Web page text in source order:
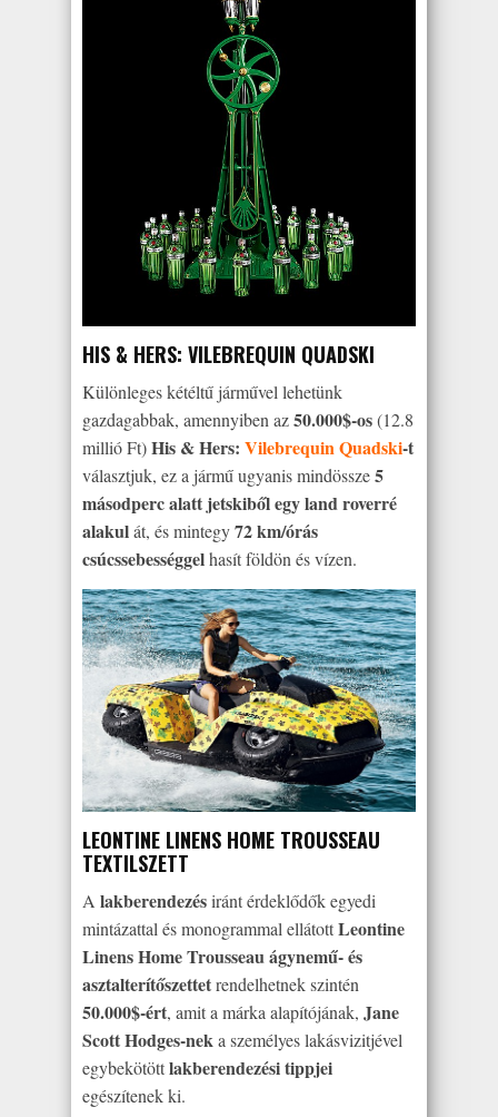
HIS & HERS: VILEBREQUIN QUADSKI
Különleges kétéltű járművel lehetünk
gazdagabbak, amennyiben az50.000$-os(12.8
millió Ft)His & Hers: Vilebrequin Quadski-t
választjuk, ez a jármű ugyanis mindössze5
másodperc alatt jetskiből egy land roverré
alakulát, és mintegy72 km/órás
csúcssebességgelhasít földön és vízen.
LEONTINE LINENS HOME TROUSSEAU
TEXTILSZETT
A lakberendezésiránt érdeklődők egyedi
mintázattal és monogrammal ellátottLeontine
Linens Home Trousseau ágynemű- és
asztalterítőszettetrendelhetnek szintén
50.000$-ért, amit a márka alapítójának, Jane
Scott Hodges-neka személyes lakásvizitjével
egybekötöttlakberendezési tippjei
egészítenek ki.